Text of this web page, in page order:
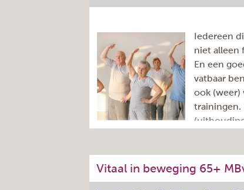
Adres
Aantal nog beschikbare
plaatsen(ter indicatie)
Tijd:
Herhaling:
Cursuscode
Docent
Prijs:
Iedereen
niet alleen
En een
vatbaar
ook (weer)
trainingen.
napraten onder het genot van
Vitaal in beweging 65+